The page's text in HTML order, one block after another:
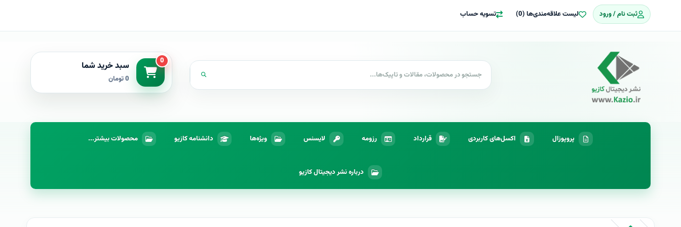
ثبت نام / ورود لیست علاقه‌مندی‌ها (0) تسویه حساب
0 سبد خرید شما
0 تومان
پروپوزال اکسل‌های کاربردی قرارداد رزومه لایسنس ویژه‌ها دانشنامه کازیو محصولات بیشتر...
درباره نشر دیجیتال کازیو